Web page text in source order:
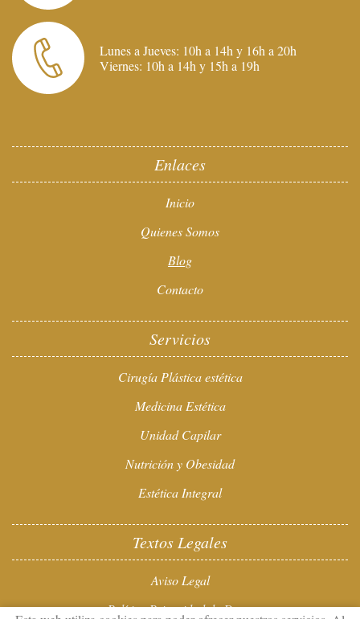
Lunes a Jueves: 10h a 14h y 16h a 20h
Viernes: 10h a 14h y 15h a 19h
Enlaces
Inicio
Quienes Somos
Blog
Contacto
Servicios
Cirugía Plástica estética
Medicina Estética
Unidad Capilar
Nutrición y Obesidad
Estética Integral
Textos Legales
Aviso Legal
Política Privacidad de Datos